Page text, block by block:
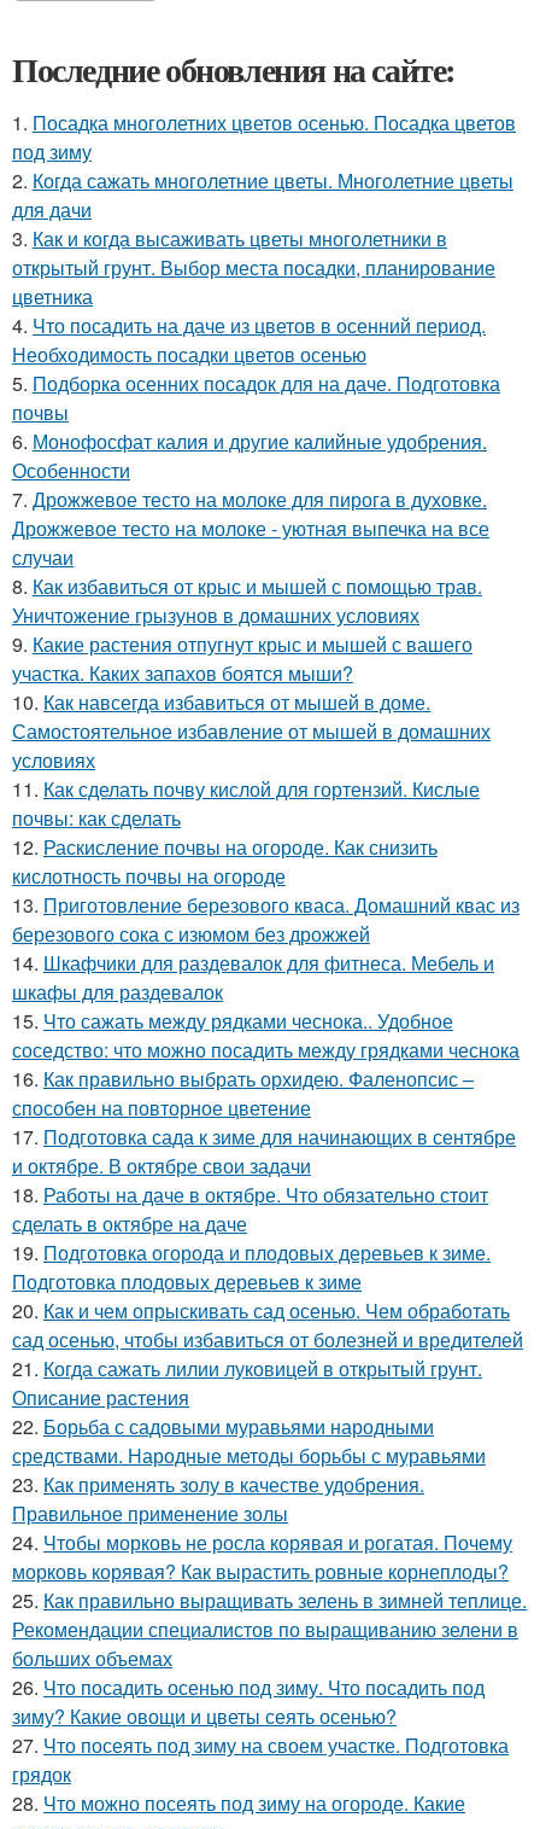
Последние обновления на сайте:
1. Посадка многолетних цветов осенью. Посадка цветов
под зиму
2. Когда сажать многолетние цветы. Многолетние цветы
для дачи
3. Как и когда высаживать цветы многолетники в
открытый грунт. Выбор места посадки, планирование
цветника
4. Что посадить на даче из цветов в осенний период.
Необходимость посадки цветов осенью
5. Подборка осенних посадок для на даче. Подготовка
почвы
6. Монофосфат калия и другие калийные удобрения.
Особенности
7. Дрожжевое тесто на молоке для пирога в духовке.
Дрожжевое тесто на молоке - уютная выпечка на все
случаи
8. Как избавиться от крыс и мышей с помощью трав.
Уничтожение грызунов в домашних условиях
9. Какие растения отпугнут крыс и мышей с вашего
участка. Каких запахов боятся мыши?
10. Как навсегда избавиться от мышей в доме.
Самостоятельное избавление от мышей в домашних
условиях
11. Как сделать почву кислой для гортензий. Кислые
почвы: как сделать
12. Раскисление почвы на огороде. Как снизить
кислотность почвы на огороде
13. Приготовление березового кваса. Домашний квас из
березового сока с изюмом без дрожжей
14. Шкафчики для раздевалок для фитнеса. Мебель и
шкафы для раздевалок
15. Что сажать между рядками чеснока.. Удобное
соседство: что можно посадить между грядками чеснока
16. Как правильно выбрать орхидею. Фаленопсис –
способен на повторное цветение
17. Подготовка сада к зиме для начинающих в сентябре
и октябре. В октябре свои задачи
18. Работы на даче в октябре. Что обязательно стоит
сделать в октябре на даче
19. Подготовка огорода и плодовых деревьев к зиме.
Подготовка плодовых деревьев к зиме
20. Как и чем опрыскивать сад осенью. Чем обработать
сад осенью, чтобы избавиться от болезней и вредителей
21. Когда сажать лилии луковицей в открытый грунт.
Описание растения
22. Борьба с садовыми муравьями народными
средствами. Народные методы борьбы с муравьями
23. Как применять золу в качестве удобрения.
Правильное применение золы
24. Чтобы морковь не росла корявая и рогатая. Почему
морковь корявая? Как вырастить ровные корнеплоды?
25. Как правильно выращивать зелень в зимней теплице.
Рекомендации специалистов по выращиванию зелени в
больших объемах
26. Что посадить осенью под зиму. Что посадить под
зиму? Какие овощи и цветы сеять осенью?
27. Что посеять под зиму на своем участке. Подготовка
грядок
28. Что можно посеять под зиму на огороде. Какие